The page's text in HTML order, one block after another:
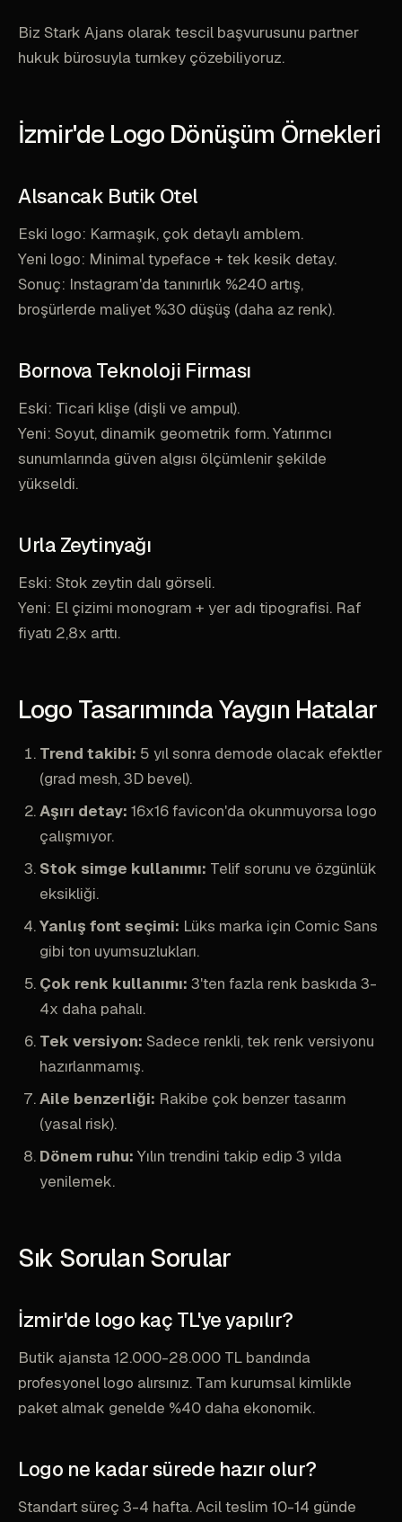
Biz Stark Ajans olarak tescil başvurusunu partner
hukuk bürosuyla turnkey çözebiliyoruz.
İzmir'de Logo Dönüşüm Örnekleri
Alsancak Butik Otel
Eski logo: Karmaşık, çok detaylı amblem.
Yeni logo: Minimal typeface + tek kesik detay.
Sonuç: Instagram'da tanınırlık %240 artış,
broşürlerde maliyet %30 düşüş (daha az renk).
Bornova Teknoloji Firması
Eski: Ticari klişe (dişli ve ampul).
Yeni: Soyut, dinamik geometrik form. Yatırımcı
sunumlarında güven algısı ölçümlenir şekilde
yükseldi.
Urla Zeytinyağı
Eski: Stok zeytin dalı görseli.
Yeni: El çizimi monogram + yer adı tipografisi. Raf
fiyatı 2,8x arttı.
Logo Tasarımında Yaygın Hatalar
Trend takibi: 5 yıl sonra demode olacak efektler
(grad mesh, 3D bevel).
Aşırı detay: 16x16 favicon'da okunmuyorsa logo
çalışmıyor.
Stok simge kullanımı: Telif sorunu ve özgünlük
eksikliği.
Yanlış font seçimi: Lüks marka için Comic Sans
gibi ton uyumsuzlukları.
Çok renk kullanımı: 3'ten fazla renk baskıda 3-
4x daha pahalı.
Tek versiyon: Sadece renkli, tek renk versiyonu
hazırlanmamış.
Aile benzerliği: Rakibe çok benzer tasarım
(yasal risk).
Dönem ruhu: Yılın trendini takip edip 3 yılda
yenilemek.
Sık Sorulan Sorular
İzmir'de logo kaç TL'ye yapılır?
Butik ajansta 12.000-28.000 TL bandında
profesyonel logo alırsınız. Tam kurumsal kimlikle
paket almak genelde %40 daha ekonomik.
Logo ne kadar sürede hazır olur?
Standart süreç 3-4 hafta. Acil teslim 10-14 günde